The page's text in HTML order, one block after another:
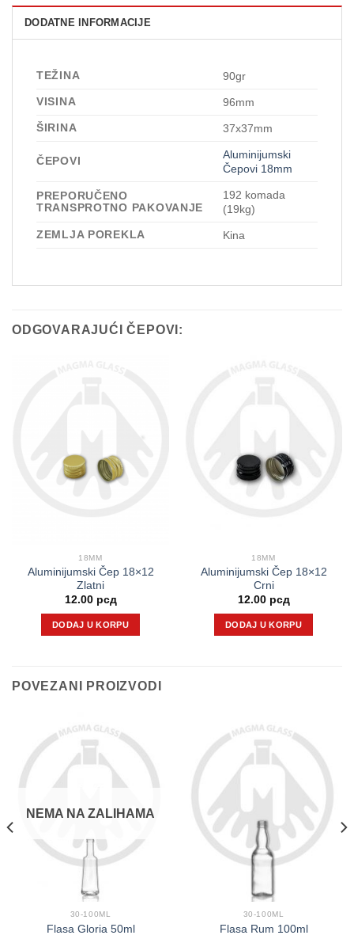
DODATNE INFORMACIJE
TEŽINA
90gr
VISINA
96mm
ŠIRINA
37x37mm
ČEPOVI
Aluminijumski
Čepovi 18mm
PREPORUČENO
TRANSPROTNO PAKOVANJE
192 komada
(19kg)
ZEMLJA POREKLA
Kina
ODGOVARAJUĆI ČEPOVI:
18MM
Aluminijumski Čep 18×12
Zlatni
12.00 рсд
DODAJ U KORPU
18MM
Aluminijumski Čep 18×12
Crni
12.00 рсд
DODAJ U KORPU
POVEZANI PROIZVODI
NEMA NA ZALIHAMA
30-100ML
Flasa Gloria 50ml
30-100ML
Flasa Rum 100ml